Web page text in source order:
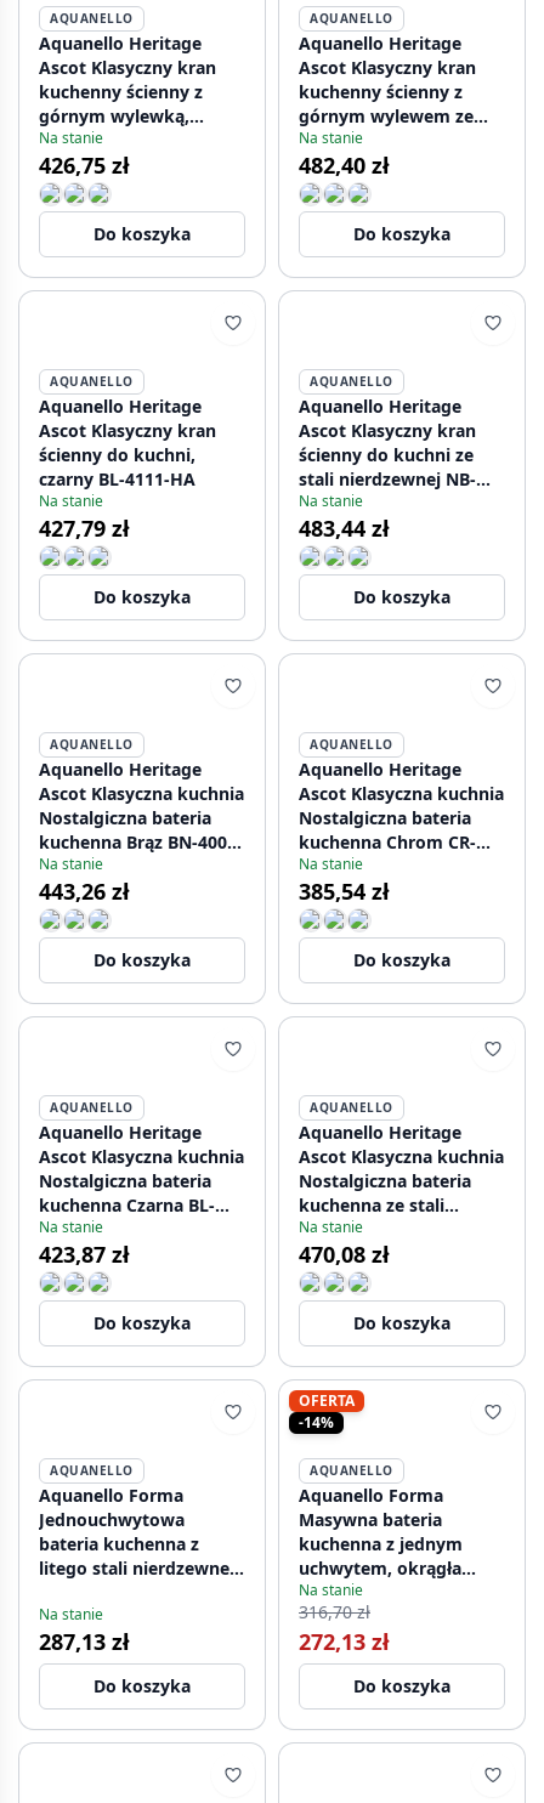
AQUANELLO
Aquanello Heritage
Ascot Klasyczny kran
kuchenny ścienny z
górnym wylewką,
czarny BL-4110-HA
Na stanie
426,75 zł
Do koszyka
AQUANELLO
Aquanello Heritage
Ascot Klasyczny kran
kuchenny ścienny z
górnym wylewem ze
stali nierdzewnej NB-
4110-HA
Na stanie
482,40 zł
Do koszyka
AQUANELLO
Aquanello Heritage
Ascot Klasyczny kran
ścienny do kuchni,
czarny BL-4111-HA
Na stanie
427,79 zł
Do koszyka
AQUANELLO
Aquanello Heritage
Ascot Klasyczny kran
ścienny do kuchni ze
stali nierdzewnej NB-
4111-HA
Na stanie
483,44 zł
Do koszyka
AQUANELLO
Aquanello Heritage
Ascot Klasyczna kuchnia
Nostalgiczna bateria
kuchenna Brąz BN-4004-
HA
Na stanie
443,26 zł
Do koszyka
AQUANELLO
Aquanello Heritage
Ascot Klasyczna kuchnia
Nostalgiczna bateria
kuchenna Chrom CR-
4004-HA
Na stanie
385,54 zł
Do koszyka
AQUANELLO
Aquanello Heritage
Ascot Klasyczna kuchnia
Nostalgiczna bateria
kuchenna Czarna BL-
4004-HA
Na stanie
423,87 zł
Do koszyka
AQUANELLO
Aquanello Heritage
Ascot Klasyczna kuchnia
Nostalgiczna bateria
kuchenna ze stali
nierdzewnej NB-4004-
HA
Na stanie
470,08 zł
Do koszyka
AQUANELLO
Aquanello Forma
Jednouchwytowa
bateria kuchenna z
litego stali nierdzewnej
Na stanie
287,13 zł
Do koszyka
OFERTA
-14%
AQUANELLO
Aquanello Forma
Masywna bateria
kuchenna z jednym
uchwytem, okrągła
wylewka, stal
nierdzewna SS-1002-FM
Na stanie
316,70 zł
272,13 zł
Do koszyka